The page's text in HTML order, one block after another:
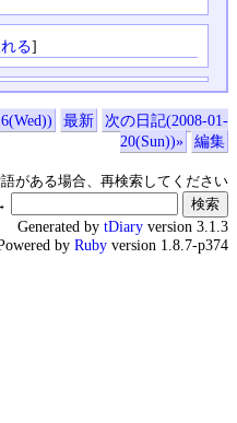
る]
最新
次の日記(2008-01-
20(Sun))»
編集
がある場合、再検索してください
Generated by tDiary version 3.1.3
by Ruby version 1.8.7-p374